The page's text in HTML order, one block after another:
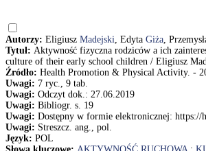
Autorzy: Eligiusz Madejski, Edyta Giża,
Tytuł: Aktywność fizyczna rodziców a ich
culture of their early school children / Eligiusz
Źródło: Health Promotion & Physical Activity. -
Uwagi: 7 ryc., 9 tab.
Uwagi: Odczyt dok.: 27.06.2019
Uwagi: Bibliogr. s. 19
Uwagi: Dostępny w formie elektronicznej:
Uwagi: Streszcz. ang., pol.
Język: POL